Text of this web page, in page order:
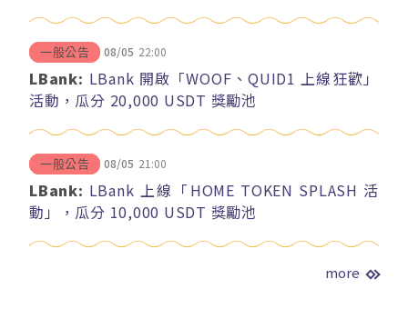
一般公告 08/05 22:00
LBank: LBank 開啟「WOOF、QUID1 上線狂歡」
活動，瓜分 20,000 USDT 獎勵池
一般公告 08/05 21:00
LBank: LBank 上線「HOME TOKEN SPLASH 活
動」，瓜分 10,000 USDT 獎勵池
more